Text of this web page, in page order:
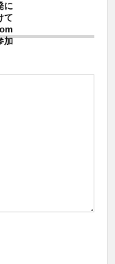
に
て
加